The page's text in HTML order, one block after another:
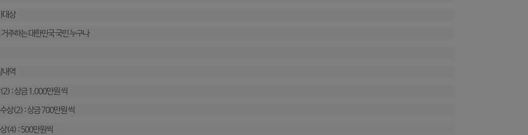
상
주하는 대한민국 국민 누구나
역
: 상금 1,000만원 씩
상(2) : 상금 700만원 씩
(4) : 500만원씩